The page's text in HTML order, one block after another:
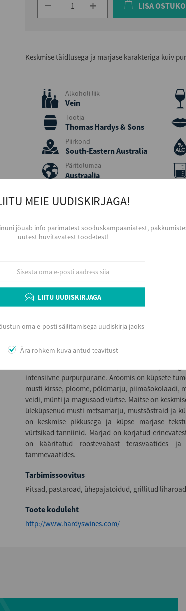
LISA
Keskmise täidlusega ja marjase karakteriga kuiv
Alkoholi liik
Vein
Tootja
Thomas Hardys & Sons
Piirkond
South-Eastern Australia
Päritolumaa
Austraalia
Shiraz
Värvus
Kergelt jahutatuna, 15 - 17 ºC, sihvaka
Arengupotentsiaal veinikeldris kuni 3 aastat
Lisainfo
Tänapäeval üks Austraalia tuntuim ja suurim
pioneer Austraalias. Hardys oli esimene
1857. aastal Suurbritanniasse, mis oli sel ajal
intensiivne purpurpunane. Aroomis on küpsete
musti kirsse, ploome, põldmarju, piimašokolaadi,
veidi, münti ja magusaod vürtse. Maitse on
üleküpsenud musti metsamarju, mustsõstraid ja
on keskmise pikkusega ja küpse marjase
vürtsikad tanniinid. Marjad on korjatud
on kääritatud roostevabast terasvaatides
tammevaatides.
Tarbimissoovitus
Pitsad, pastaroad, ühepajatoidud, grillitud
Toote koduleht
http://www.hardyswines.com/
MEIE UUDISKIRJAGA!
jõuab info parimatest sooduskampaaniatest,
uutest huvitavatest toodetest!
LIITU UUDISKIRJAGA
oma e-posti säilitamisega uudiskirja jaoks
Ära rohkem kuva antud teavitust